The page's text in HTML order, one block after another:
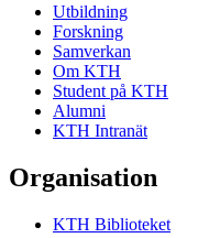
Utbildning
Forskning
Samverkan
Om KTH
Student på KTH
Alumni
KTH Intranät
Organisation
KTH Biblioteket